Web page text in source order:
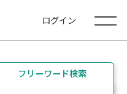
ログイン
フリーワード検索